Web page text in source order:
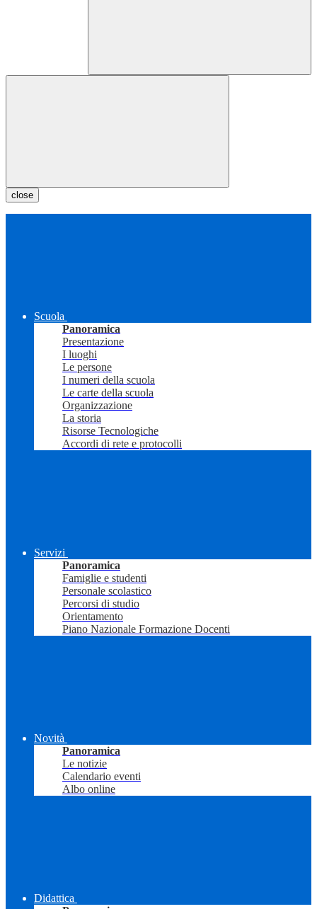
close
Scuola
Panoramica
Presentazione
I luoghi
Le persone
I numeri della scuola
Le carte della scuola
Organizzazione
La storia
Risorse Tecnologiche
Accordi di rete e protocolli
Servizi
Panoramica
Famiglie e studenti
Personale scolastico
Percorsi di studio
Orientamento
Piano Nazionale Formazione Docenti
Novità
Panoramica
Le notizie
Calendario eventi
Albo online
Didattica